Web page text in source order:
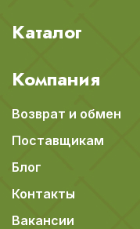
Каталог
Компания
Возврат и обмен
Поставщикам
Блог
Контакты
Вакансии